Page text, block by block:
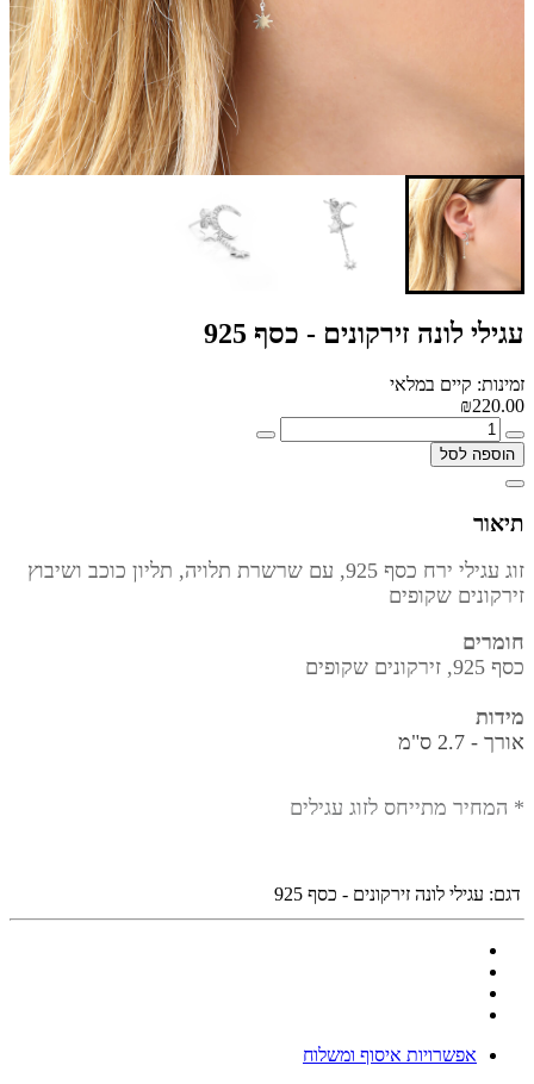
עגילי לונה זירקונים - כסף 925
זמינות: קיים במלאי
₪220.00
הוספה לסל
תיאור
זוג עגילי ירח כסף 925, עם שרשרת תלויה, תליון כוכב ושיבוץ
זירקונים שקופים
חומרים
כסף 925, זירקונים שקופים
מידות
אורך - 2.7 ס"מ
* המחיר מתייחס לזוג עגילים
דגם: עגילי לונה זירקונים - כסף 925
אפשרויות איסוף ומשלוח